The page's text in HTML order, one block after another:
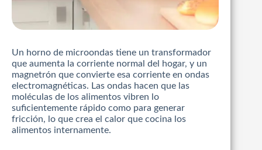
Un horno de microondas tiene un transformador
que aumenta la corriente normal del hogar, y un
magnetrón que convierte esa corriente en ondas
electromagnéticas. Las ondas hacen que las
moléculas de los alimentos vibren lo
suficientemente rápido como para generar
fricción, lo que crea el calor que cocina los
alimentos internamente.